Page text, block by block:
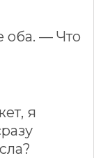
оба. — Что
я